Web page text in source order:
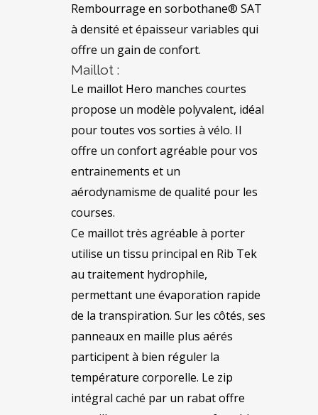
Rembourrage en sorbothane® SAT
à densité et épaisseur variables qui
offre un gain de confort.
Maillot :
Le maillot Hero manches courtes
propose un modèle polyvalent, idéal
pour toutes vos sorties à vélo. Il
offre un confort agréable pour vos
entrainements et un
aérodynamisme de qualité pour les
courses.
Ce maillot très agréable à porter
utilise un tissu principal en Rib Tek
au traitement hydrophile,
permettant une évaporation rapide
de la transpiration. Sur les côtés, ses
panneaux en maille plus aérés
participent à bien réguler la
température corporelle. Le zip
intégral caché par un rabat offre